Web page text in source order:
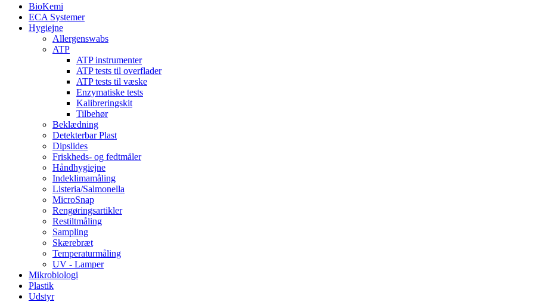
BioKemi
ECA Systemer
Hygiejne
Allergenswabs
ATP
ATP instrumenter
ATP tests til overflader
ATP tests til væske
Enzymatiske tests
Kalibreringskit
Tilbehør
Beklædning
Detekterbar Plast
Dipslides
Friskheds- og fedtmåler
Håndhygiejne
Indeklimamåling
Listeria/Salmonella
MicroSnap
Rengøringsartikler
Restiltmåling
Sampling
Skærebræt
Temperaturmåling
UV - Lamper
Mikrobiologi
Plastik
Udstyr